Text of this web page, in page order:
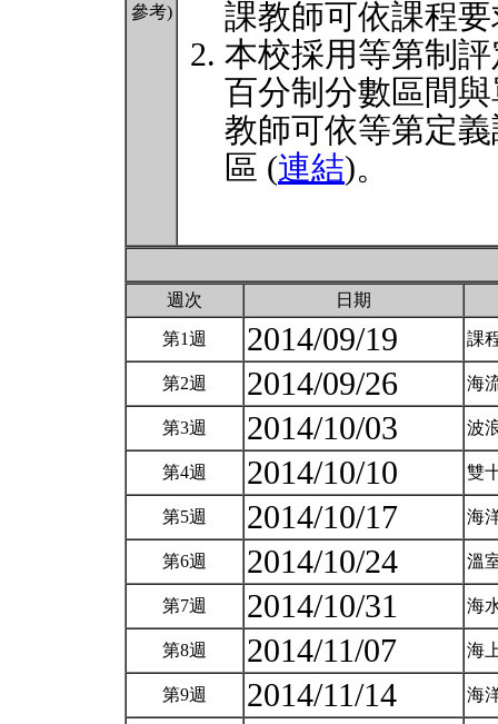
參考)
課教師可依課程
本校採用等第制
百分制分數區間
教師可依等第定
區 (連結)。
週次 日期
第1週 2014/09/19 課
第2週 2014/09/26 海
第3週 2014/10/03 波
第4週 2014/10/10 雙
第5週 2014/10/17 海
第6週 2014/10/24 溫
第7週 2014/10/31 海
第8週 2014/11/07 海
第9週 2014/11/14 海